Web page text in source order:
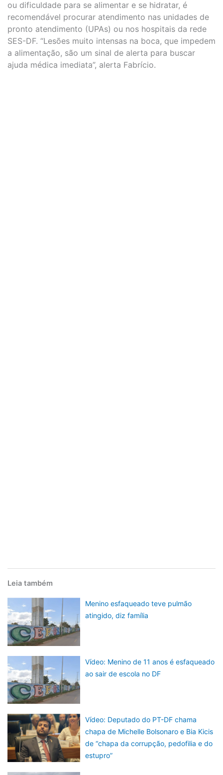
ou dificuldade para se alimentar e se hidratar, é
recomendável procurar atendimento nas unidades de
pronto atendimento (UPAs) ou nos hospitais da rede
SES-DF. “Lesões muito intensas na boca, que impedem
a alimentação, são um sinal de alerta para buscar
ajuda médica imediata”, alerta Fabrício.
Leia também
Menino esfaqueado teve pulmão
atingido, diz família
Vídeo: Menino de 11 anos é esfaqueado
ao sair de escola no DF
Vídeo: Deputado do PT-DF chama
chapa de Michelle Bolsonaro e Bia Kicis
de “chapa da corrupção, pedofilia e do
estupro”